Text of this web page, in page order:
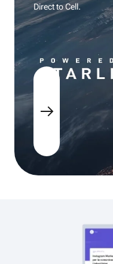
Direct to Cell.